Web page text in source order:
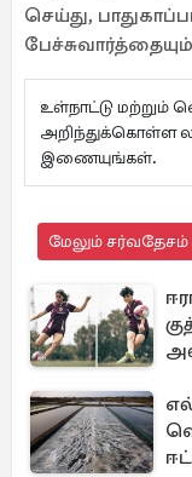
செய்து,
உள்நாட்டு மற்றும்
அறிந்துக்கொள்ள
இணையுங்கள்.
மேலும்